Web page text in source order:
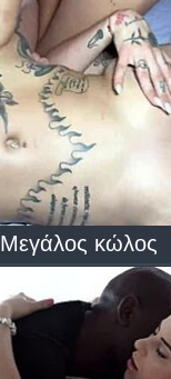
Μεγάλος κώλος